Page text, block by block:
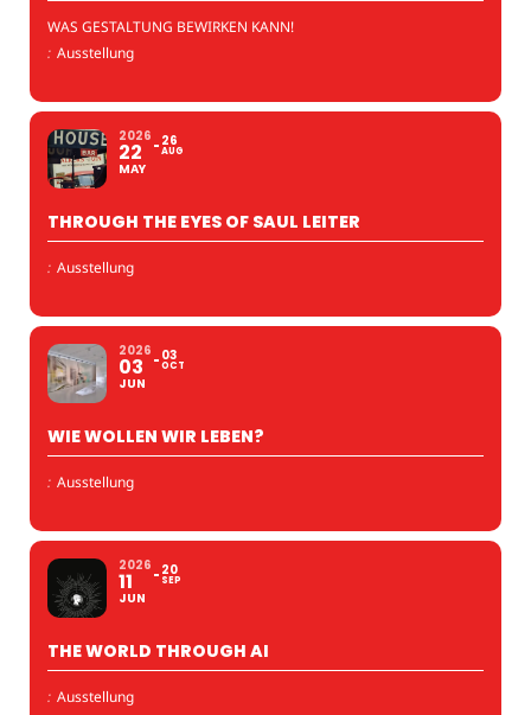
WAS GESTALTUNG BEWIRKEN KANN!
: Ausstellung
2026
22
MAY
26
AUG
THROUGH THE EYES OF SAUL LEITER
: Ausstellung
2026
03
JUN
03
OCT
WIE WOLLEN WIR LEBEN?
: Ausstellung
2026
11
JUN
20
SEP
THE WORLD THROUGH AI
: Ausstellung